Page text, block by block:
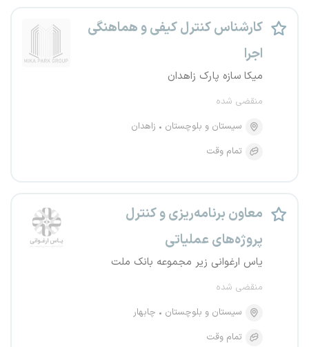
کارشناس کنترل کیفی و هماهنگی
اجرا
میکا سازه پارک زاهدان
منقضی شده
سیستان و بلوچستان
زاهدان
تمام وقت
معاون برنامه‌ریزی و کنترل
پروژه‌های عملیاتی
یاس ارغوانی زیر مجموعه بانک ملت
منقضی شده
سیستان و بلوچستان
چابهار
تمام وقت